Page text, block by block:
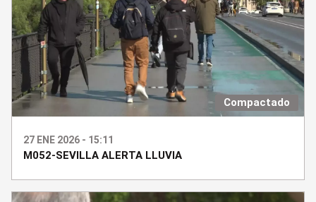
Compactado
27 ENE 2026 - 15:11
M052-SEVILLA ALERTA LLUVIA